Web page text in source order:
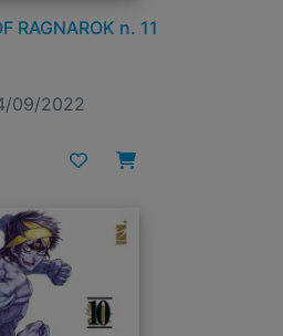
RAGNAROK n. 11
09/2022